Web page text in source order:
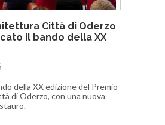
Città di Oderzo
il bando della XX
della XX edizione del Premio
di Oderzo, con una nuova